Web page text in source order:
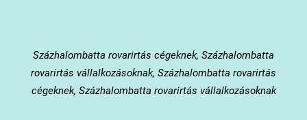
Százhalombatta rovarirtás cégeknek, Százhalombatta
rovarirtás vállalkozásoknak, Százhalombatta rovarirtás
cégeknek, Százhalombatta rovarirtás vállalkozásoknak